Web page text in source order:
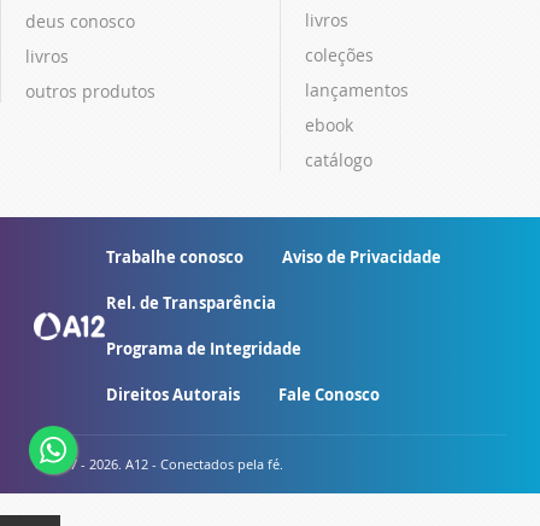
deus conosco
livros
outros produtos
livros
coleções
lançamentos
ebook
catálogo
Trabalhe conosco Aviso de Privacidade
Rel. de Transparência
Programa de Integridade
Direitos Autorais Fale Conosco
© 2007 - 2026. A12 - Conectados pela fé.